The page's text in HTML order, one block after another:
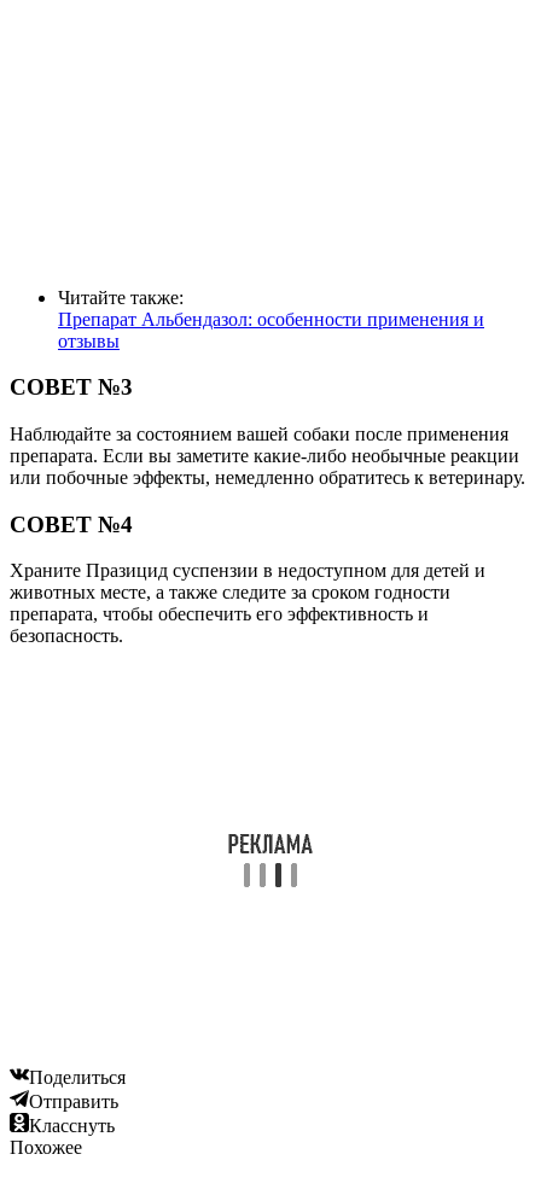
Читайте также:
Препарат Альбендазол: особенности применения и
отзывы
СОВЕТ №3
Наблюдайте за состоянием вашей собаки после применения
препарата. Если вы заметите какие-либо необычные реакции
или побочные эффекты, немедленно обратитесь к ветеринару.
СОВЕТ №4
Храните Празицид суспензии в недоступном для детей и
животных месте, а также следите за сроком годности
препарата, чтобы обеспечить его эффективность и
безопасность.
Поделиться
Отправить
Класснуть
Похожее